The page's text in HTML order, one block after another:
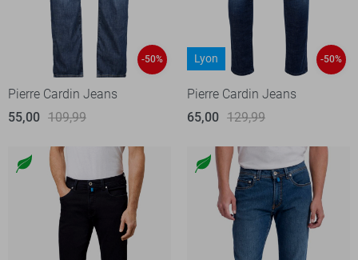
-50%
Pierre Cardin Jeans
55,00 109,99
Lyon -50%
Pierre Cardin Jeans
65,00 129,99